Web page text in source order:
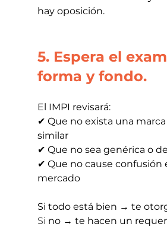
hay oposición.
5. Espera el
forma y fondo.
El IMPI revisará:
✔ Que no exista una
similar
✔ Que no sea genérica o
✔ Que no cause confusión
mercado
Si todo está bien → te
Si no → te hacen un